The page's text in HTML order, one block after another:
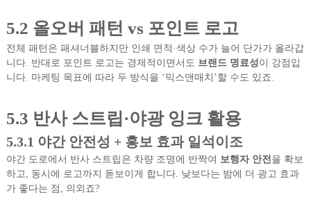
5.2 올오버 패턴 vs 포인트 로고
전체 패턴은 패셔너블하지만 인쇄 면적·색상 수가 늘어 단가가 올라갑
니다. 반대로 포인트 로고는 경제적이면서도 브랜드 명료성이 강점입
니다. 마케팅 목표에 따라 두 방식을 ‘믹스앤매치’할 수도 있죠.
5.3 반사 스트립·야광 잉크 활용
5.3.1 야간 안전성 + 홍보 효과 일석이조
야간 도로에서 반사 스트립은 차량 조명에 반짝여 보행자 안전을 확보
하고, 동시에 로고까지 돋보이게 합니다. 낮보다는 밤에 더 광고 효과
가 좋다는 점, 의외죠?